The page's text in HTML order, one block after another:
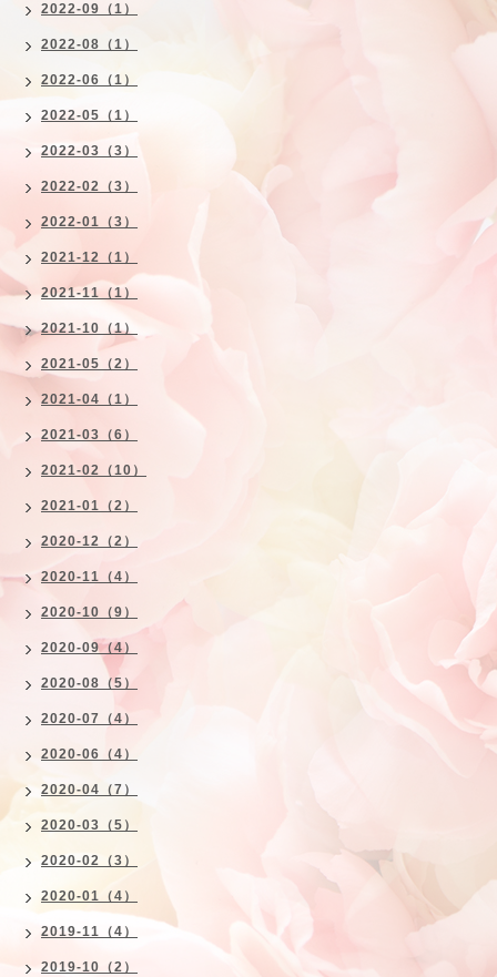
2022-09（1）
2022-08（1）
2022-06（1）
2022-05（1）
2022-03（3）
2022-02（3）
2022-01（3）
2021-12（1）
2021-11（1）
2021-10（1）
2021-05（2）
2021-04（1）
2021-03（6）
2021-02（10）
2021-01（2）
2020-12（2）
2020-11（4）
2020-10（9）
2020-09（4）
2020-08（5）
2020-07（4）
2020-06（4）
2020-04（7）
2020-03（5）
2020-02（3）
2020-01（4）
2019-11（4）
2019-10（2）